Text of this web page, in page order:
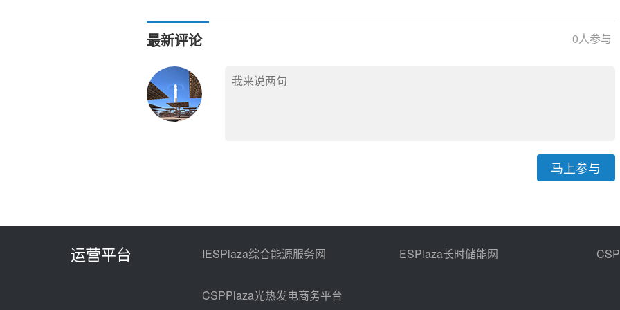
最新评论 0人参与
马上参与
运营平台 IESPlaza综合能源服务网 ESPlaza长时储能网
CSPPlaza光热发电商务平台